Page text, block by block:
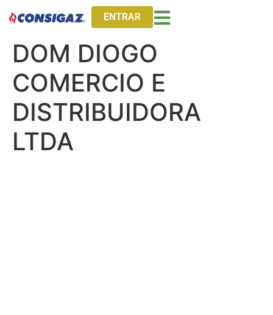
ENTRAR
DOM DIOGO
COMERCIO E
DISTRIBUIDORA
LTDA